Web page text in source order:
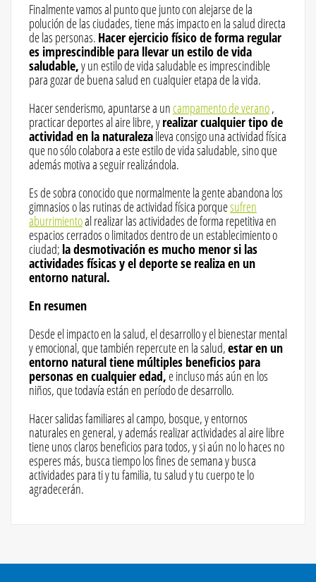
Finalmente vamos al punto que junto con alejarse de la
polución de las ciudades, tiene más impacto en la salud directa
de las personas. Hacer ejercicio físico de forma regular
es imprescindible para llevar un estilo de vida
saludable,y un estilo de vida saludable es imprescindible
para gozar de buena salud en cualquier etapa de la vida.
Hacer senderismo, apuntarse a uncampamento de verano,
practicar deportes al aire libre, yrealizar cualquier tipo de
actividad en la naturalezalleva consigo una actividad física
que no sólo colabora a este estilo de vida saludable, sino que
además motiva a seguir realizándola.
Es de sobra conocido que normalmente la gente abandona los
gimnasios o las rutinas de actividad física porquesufren
aburrimientoal realizar las actividades de forma repetitiva en
espacios cerrados o limitados dentro de un establecimiento o
ciudad; la desmotivación es mucho menor si las
actividades físicas y el deporte se realiza en un
entorno natural.
En resumen
Desde el impacto en la salud, el desarrollo y el bienestar mental
y emocional, que también repercute en la salud,estar en un
entorno natural tiene múltiples beneficios para
personas en cualquier edad,e incluso más aún en los
niños, que todavía están en período de desarrollo.
Hacer salidas familiares al campo, bosque, y entornos
naturales en general, y además realizar actividades al aire libre
tiene unos claros beneficios para todos, y si aún no lo haces no
esperes más, busca tiempo los fines de semana y busca
actividades para ti y tu familia, tu salud y tu cuerpo te lo
agradecerán.